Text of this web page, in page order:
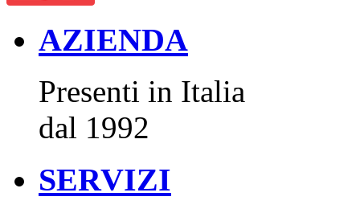
AZIENDA
Presenti in Italia
dal 1992
SERVIZI